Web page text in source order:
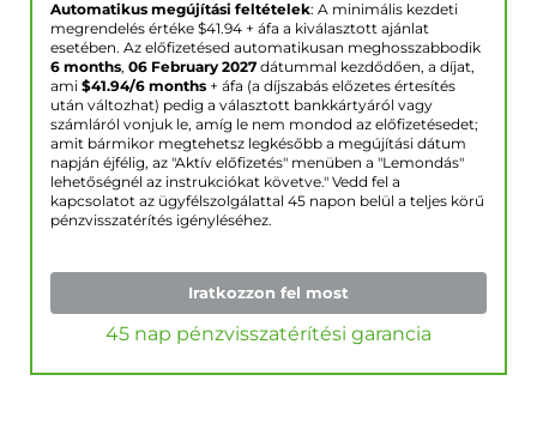
Automatikus megújítási feltételek: A minimális kezdeti
megrendelés értéke $41.94 + áfa a kiválasztott ajánlat
esetében. Az előfizetésed automatikusan meghosszabbodik
6 months, 06 February 2027 dátummal kezdődően, a díjat,
ami $41.94/6 months + áfa (a díjszabás előzetes értesítés
után változhat) pedig a választott bankkártyáról vagy
számláról vonjuk le, amíg le nem mondod az előfizetésedet;
amit bármikor megtehetsz legkésőbb a megújítási dátum
napján éjfélig, az "Aktív előfizetés" menüben a "Lemondás"
lehetőségnél az instrukciókat követve." Vedd fel a
kapcsolatot az ügyfélszolgálattal 45 napon belül a teljes körű
pénzvisszatérítés igényléséhez.
Iratkozzon fel most
45 nap pénzvisszatérítési garancia